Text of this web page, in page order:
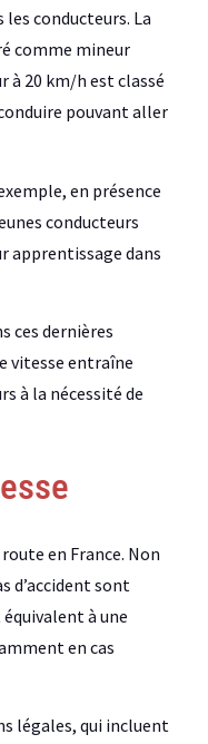
conducteurs. La
comme mineur
à 20 km/h est classé
pouvant aller
en présence
conducteurs
apprentissage dans
ces dernières
vitesse entraîne
à la nécessité de
en France. Non
d’accident sont
à une
en cas
légales, qui incluent